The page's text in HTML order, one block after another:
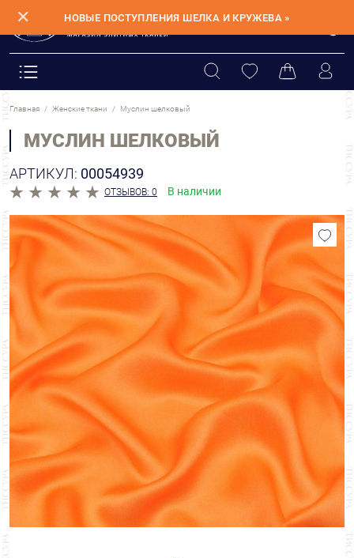
✕ НОВЫЕ ПОСТУПЛЕНИЯ ШЕЛКА И КРУЖЕВА »
Главная Женские ткани Муслин шелковый
МУСЛИН ШЕЛКОВЫЙ
АРТИКУЛ: 00054939
ОТЗЫВОВ: 0 В наличии